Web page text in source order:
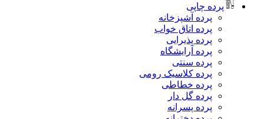
چاپی
پرده آشپزخانه
پرده اتاق خواب
پرده پذیرایی
پرده آرایشگاه
پرده سنتی
پرده کلاسیک رومی
پرده خطاطی
پرده گل دار
پرده پسرانه